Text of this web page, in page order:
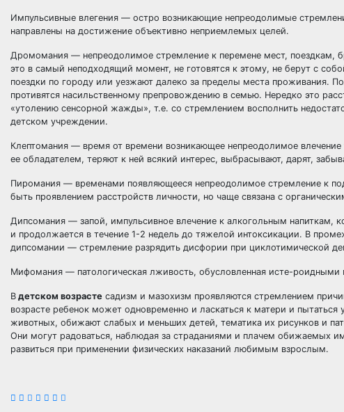
Импульсивные влегения — остро возникающие непреодолимые
направлены на достижение объективно неприемлемых целей.
Дромомания — непреодолимое стремление к перемене мест, поездкам,
это в самый неподходящий момент, не готовятся к этому, не берут с
поездки по городу или уезжают далеко за пределы места проживания.
противятся насильственному препровождению в семью. Нередко это
«утолению сенсорной жажды», т.е. со стремлением восполнить
детском учреждении.
Клептомания — время от времени возникающее непреодолимое
ее обладателем, теряют к ней всякий интерес, выбрасывают, дарят,
Пиромания — временами появляющееся непреодолимое стремление к
быть проявлением расстройств личности, но чаще связана с
Дипсомания — запой, импульсивное влечение к алкогольным напиткам,
и продолжается в течение 1-2 недель до тяжелой интоксикации. В
дипсомании — стремление разрядить дисфории при циклотимической
Мифомания — патологическая лживость, обусловленная исте-роидными
В детском возрасте садизм и мазохизм проявляются стремлением
возрасте ребенок может одновременно и ласкаться к матери и
животных, обижают слабых и меньших детей, тематика их рисунков и
Они могут радоваться, наблюдая за страданиями и плачем обижаемых
развиться при применении физических наказаний любимым взрослым.